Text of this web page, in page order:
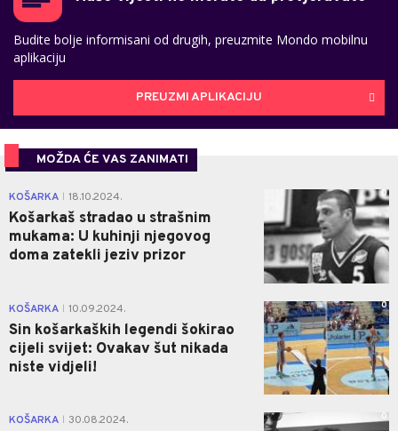
Budite bolje informisani od drugih, preuzmite Mondo mobilnu
aplikaciju
PREUZMI APLIKACIJU
MOŽDA ĆE VAS ZANIMATI
KOŠARKA 18.10.2024.
Košarkaš stradao u strašnim
mukama: U kuhinji njegovog
doma zatekli jeziv prizor
0
KOŠARKA 10.09.2024.
Sin košarkaških legendi šokirao
cijeli svijet: Ovakav šut nikada
niste vidjeli!
0
KOŠARKA 30.08.2024. 0